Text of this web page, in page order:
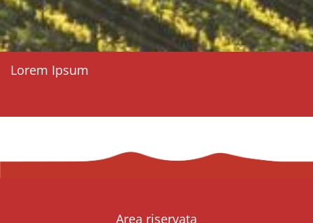
Lorem Ipsum
Area riservata